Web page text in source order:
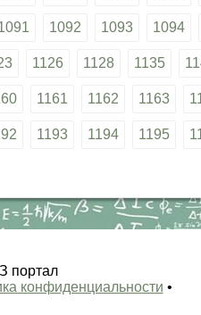
1092 1093 1094
1126 1128 1135
1161 1162 1163
1193 1194 1195
портал
конфиденциальности •